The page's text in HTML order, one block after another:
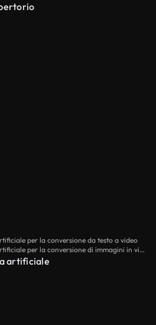
per la conversione da testo a video
Flussi di lavoro di intelligenza artificiale per la conversione di immagini in video
artificiale